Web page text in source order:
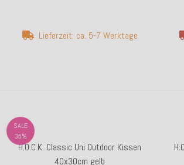
Lieferzeit: ca. 5-7 Werktage
SALE
35%
H.O.C.K. Classic Uni Outdoor Kissen
40x30cm gelb